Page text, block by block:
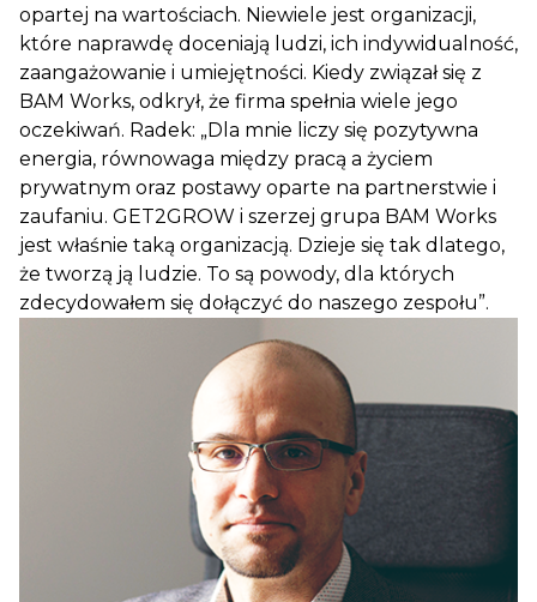
opartej na wartościach. Niewiele jest organizacji,
które naprawdę doceniają ludzi, ich indywidualność,
zaangażowanie i umiejętności. Kiedy związał się z
BAM Works, odkrył, że firma spełnia wiele jego
oczekiwań. Radek: „Dla mnie liczy się pozytywna
energia, równowaga między pracą a życiem
prywatnym oraz postawy oparte na partnerstwie i
zaufaniu. GET2GROW i szerzej grupa BAM Works
jest właśnie taką organizacją. Dzieje się tak dlatego,
że tworzą ją ludzie. To są powody, dla których
zdecydowałem się dołączyć do naszego zespołu”.